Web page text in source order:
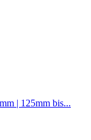
| 125mm bis...